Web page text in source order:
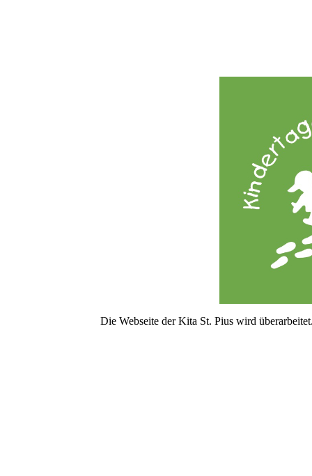
Die Webseite der Kita St. Pius wird